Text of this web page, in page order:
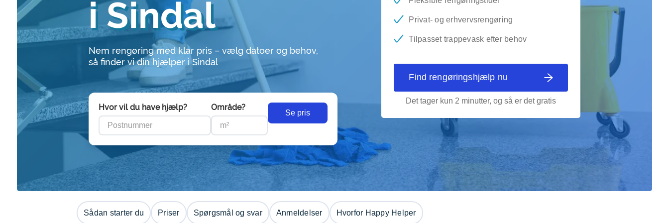
i Sindal
Nem rengøring med klar pris – vælg datoer og behov,
så finder vi din hjælper i Sindal
Hvor vil du have hjælp? Område?
Se pris
Privat- og erhvervsrengøring
Tilpasset trappevask efter behov
Find rengøringshjælp nu
Det tager kun 2 minutter, og så er det gratis
Sådan starter du Priser Spørgsmål og svar Anmeldelser Hvorfor Happy Helper